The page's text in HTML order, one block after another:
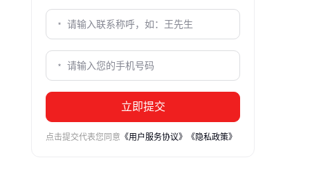
立即提交
点击提交代表您同意 《用户服务协议》 《隐私政策》